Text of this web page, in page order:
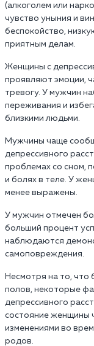
(алкоголем или
чувство уныния и
беспокойство,
приятным делам.
Женщины с
проявляют эмоции,
тревогу. У мужчин
переживания и
близкими людьми.
Мужчины чаще
депрессивного
проблемах со сном,
и болях в теле. У
менее выражены.
У мужчин отмечен
больший процент
наблюдаются
самоповреждения.
Несмотря на то, что
полов, некоторые
депрессивного
состояние женщины
изменениями во
родов.